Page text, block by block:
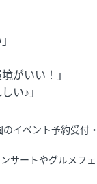
がいい！」
い♪」
のイベント予約受付
ンサートやグルメフ